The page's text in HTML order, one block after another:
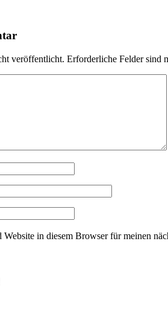
veröffentlicht. Erforderliche Felder sind
in diesem Browser für meinen